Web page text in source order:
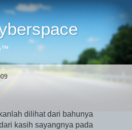
dilihat dari bahunya
kasih sayangnya pada